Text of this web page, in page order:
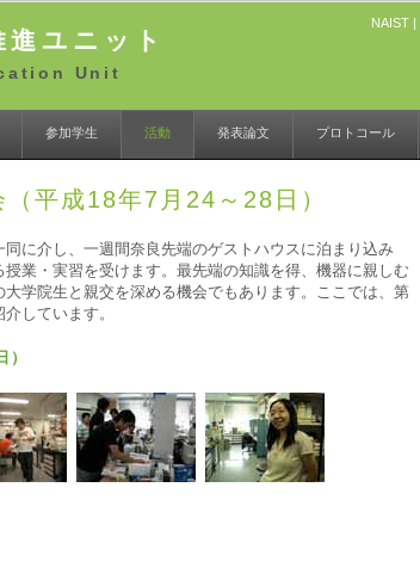
ユニット
Unit
NAIST |
参加学生 活動 発表論文 プロトコール
平成18年7月24～28日）
に介し、一週間奈良先端のゲストハウスに泊まり込み
業・実習を受けます。最先端の知識を得、機器に親しむ
学院生と親交を深める機会でもあります。ここでは、第
しています。